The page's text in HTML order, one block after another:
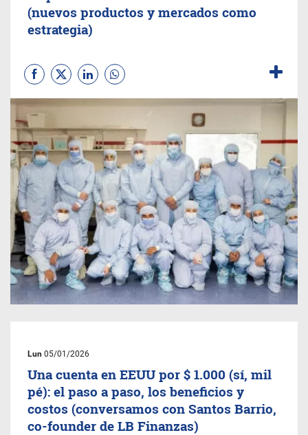
(nuevos productos y mercados como
estrategia)
Lun 05/01/2026
Una cuenta en EEUU por $ 1.000 (sí, mil
pé): el paso a paso, los beneficios y
costos (conversamos con Santos Barrio,
co-founder de LB Finanzas)